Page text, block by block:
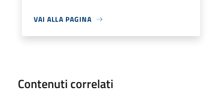
VAI ALLA PAGINA
Contenuti correlati